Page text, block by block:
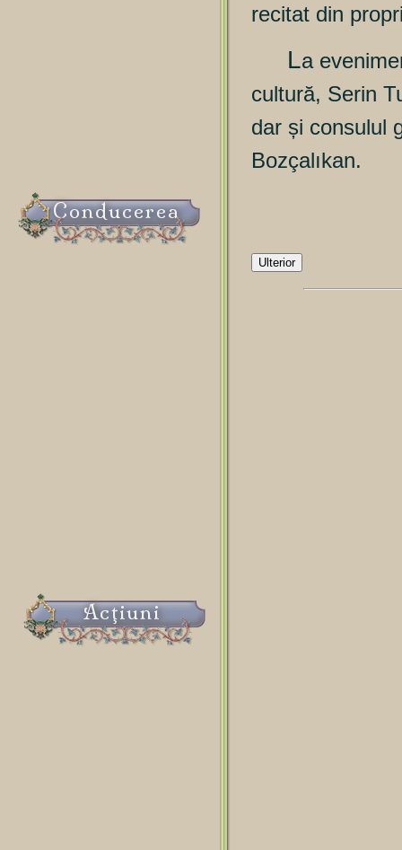
Conducerea
Acţiuni
recitat din
La
cultură, Serin
dar și consulul
Bozçalıkan.
Ulterior